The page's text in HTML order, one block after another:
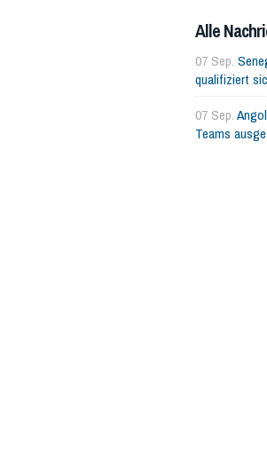
Alle
07 Sep.
qualifiziert
07 Sep.
Teams